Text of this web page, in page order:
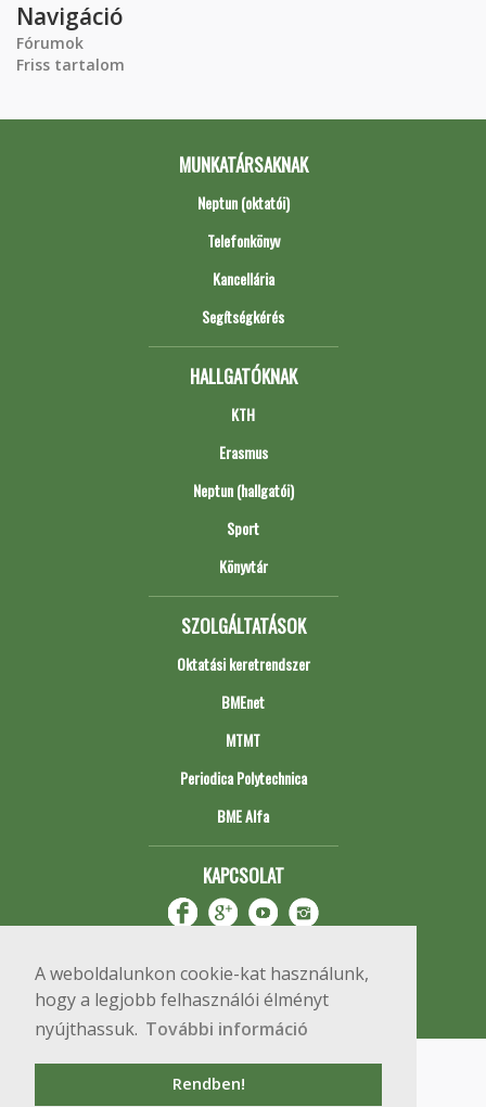
A weboldalunkon cookie-kat használunk,
hogy a legjobb felhasználói élményt
nyújthassuk. További információ
Rendben!
Navigáció
Fórumok
Friss tartalom
MUNKATÁRSAKNAK
Neptun (oktatói)
Telefonkönyv
Kancellária
Segítségkérés
HALLGATÓKNAK
KTH
Erasmus
Neptun (hallgatói)
Sport
Könyvtár
SZOLGÁLTATÁSOK
Oktatási keretrendszer
BMEnet
MTMT
Periodica Polytechnica
BME Alfa
KAPCSOLAT
Copyright © 2020 BME Építőmérnöki Kar
1111 Budapest, Műegyetem rkp. 3.